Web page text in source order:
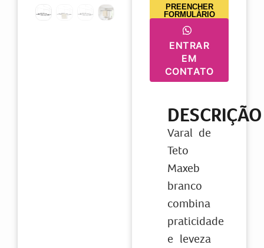
PREENCHER
FORMULÁRIO
ENTRAR
EM
CONTATO
DESCRIÇÃO
Varal de
Teto
Maxeb
branco
combina
praticidade
e leveza